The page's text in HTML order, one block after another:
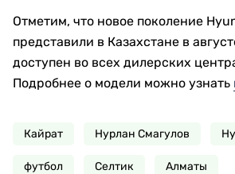
Отметим, что новое поколение
представили в Казахстане в
доступен во всех дилерских
Подробнее о модели можно узнать
Кайрат Нурлан Смагулов
футбол Селтик Алматы